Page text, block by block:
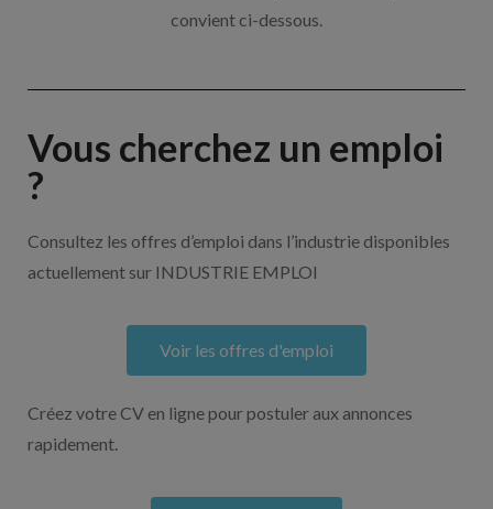
convient ci-dessous.
Vous cherchez un emploi
?
Consultez les offres d’emploi dans l’industrie disponibles
actuellement sur INDUSTRIE EMPLOI
Voir les offres d'emploi
Créez votre CV en ligne pour postuler aux annonces
rapidement.